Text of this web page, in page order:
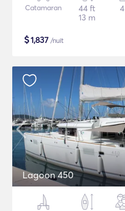
Catamaran
44 ft
13 m
4
$1,837 /nuit
Lagoon 450